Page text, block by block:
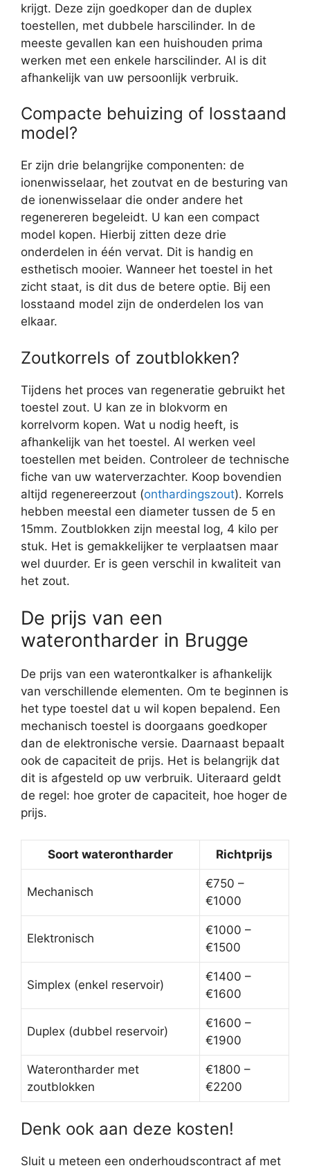
krijgt. Deze zijn goedkoper dan de duplex
toestellen, met dubbele harscilinder. In de
meeste gevallen kan een huishouden prima
werken met een enkele harscilinder. Al is dit
afhankelijk van uw persoonlijk verbruik.
Compacte behuizing of losstaand
model?
Er zijn drie belangrijke componenten: de
ionenwisselaar, het zoutvat en de besturing van
de ionenwisselaar die onder andere het
regenereren begeleidt. U kan een compact
model kopen. Hierbij zitten deze drie
onderdelen in één vervat. Dit is handig en
esthetisch mooier. Wanneer het toestel in het
zicht staat, is dit dus de betere optie. Bij een
losstaand model zijn de onderdelen los van
elkaar.
Zoutkorrels of zoutblokken?
Tijdens het proces van regeneratie gebruikt het
toestel zout. U kan ze in blokvorm en
korrelvorm kopen. Wat u nodig heeft, is
afhankelijk van het toestel. Al werken veel
toestellen met beiden. Controleer de technische
fiche van uw waterverzachter. Koop bovendien
altijd regenereerzout (onthardingszout). Korrels
hebben meestal een diameter tussen de 5 en
15mm. Zoutblokken zijn meestal log, 4 kilo per
stuk. Het is gemakkelijker te verplaatsen maar
wel duurder. Er is geen verschil in kwaliteit van
het zout.
De prijs van een
waterontharder in Brugge
De prijs van een waterontkalker is afhankelijk
van verschillende elementen. Om te beginnen is
het type toestel dat u wil kopen bepalend. Een
mechanisch toestel is doorgaans goedkoper
dan de elektronische versie. Daarnaast bepaalt
ook de capaciteit de prijs. Het is belangrijk dat
dit is afgesteld op uw verbruik. Uiteraard geldt
de regel: hoe groter de capaciteit, hoe hoger de
prijs.
Soort waterontharder Richtprijs
Mechanisch
€750 –
€1000
Elektronisch
€1000 –
€1500
Simplex (enkel reservoir)
€1400 –
€1600
Duplex (dubbel reservoir)
€1600 –
€1900
Waterontharder met
zoutblokken
€1800 –
€2200
Denk ook aan deze kosten!
Sluit u meteen een onderhoudscontract af met